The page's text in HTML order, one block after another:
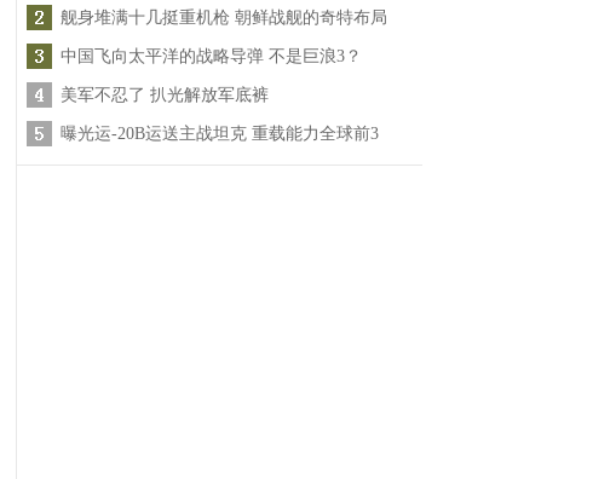
舰身堆满十几挺重机枪 朝鲜战舰的奇特布局
中国飞向太平洋的战略导弹 不是巨浪3？
美军不忍了 扒光解放军底裤
曝光运-20B运送主战坦克 重载能力全球前3